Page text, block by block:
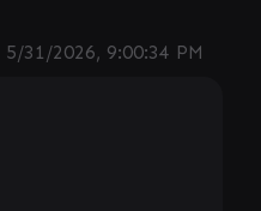
5/31/2026, 9:00:34 PM